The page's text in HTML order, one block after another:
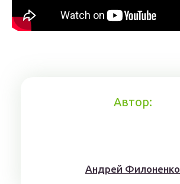
Автор:
Aндрeй Филoнeнкo